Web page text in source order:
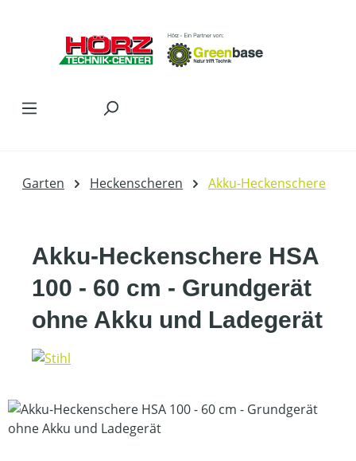
Garten Heckenscheren Akku-Heckenschere
Akku-Heckenschere HSA
100 - 60 cm - Grundgerät
ohne Akku und Ladegerät
Bildergalerie überspringen